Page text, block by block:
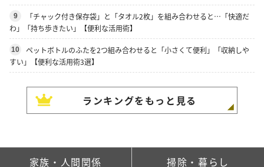
9
「チャック付き保存袋」と「タオル2枚」を組み合わせると…「快適だ
わ」「持ち歩きたい」【便利な活用術】
10
ペットボトルのふたを2つ組み合わせると「小さくて便利」「収納しや
すい」【便利な活用術3選】
ランキングをもっと見る
家族・人間関係 掃除・暮らし